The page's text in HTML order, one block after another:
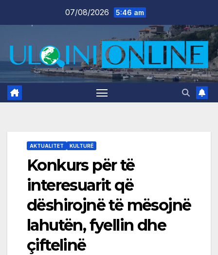
07/08/2026 5:46 am
AKTUALITET KULTURË
Konkurs për të
interesuarit që
dëshirojnë të mësojnë
lahutën, fyellin dhe
çiftelinë